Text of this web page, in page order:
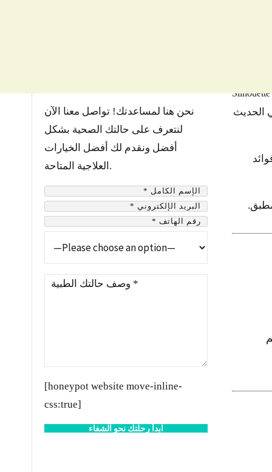
الحديث
نحن هنا لمساعدتك! تواصل معنا الآن
لنتعرف على حالتك الصحية بشكل
أفضل ونقدم لك أفضل الخيارات
العلاجية المتاحة.
[honeypot website move-inline-
css:true]